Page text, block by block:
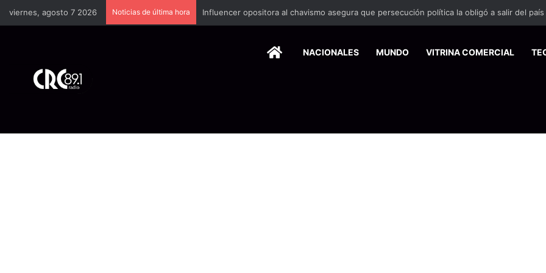
viernes, agosto 7 2026 Noticias de última hora
HOMENACIONALES MUNDO VITRINA COMERCIAL